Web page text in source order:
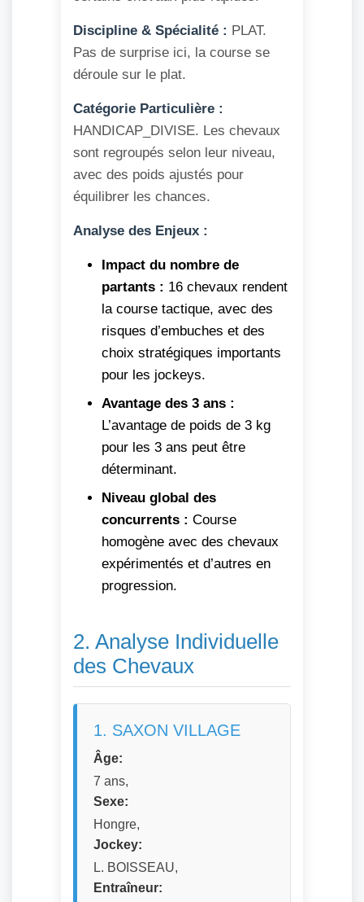
Discipline & Spécialité : PLAT.
Pas de surprise ici, la course se
déroule sur le plat.
Catégorie Particulière :
HANDICAP_DIVISE. Les chevaux
sont regroupés selon leur niveau,
avec des poids ajustés pour
équilibrer les chances.
Analyse des Enjeux :
Impact du nombre de
partants : 16 chevaux rendent
la course tactique, avec des
risques d’embuches et des
choix stratégiques importants
pour les jockeys.
Avantage des 3 ans :
L’avantage de poids de 3 kg
pour les 3 ans peut être
déterminant.
Niveau global des
concurrents : Course
homogène avec des chevaux
expérimentés et d’autres en
progression.
2. Analyse Individuelle
des Chevaux
1. SAXON VILLAGE
Âge:
7 ans,
Sexe:
Hongre,
Jockey:
L. BOISSEAU,
Entraîneur: